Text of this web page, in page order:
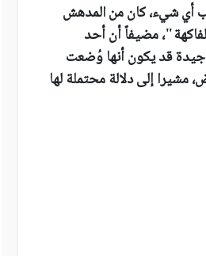
أي شيء، كان من المدهش
مضيفاً أن أحد
جيدة قد يكون أنها وُضعت
إلى دلالة محتملة لها